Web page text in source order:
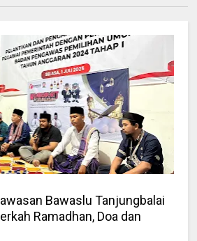
Bawaslu Tanjungbalai
Ramadhan, Doa dan